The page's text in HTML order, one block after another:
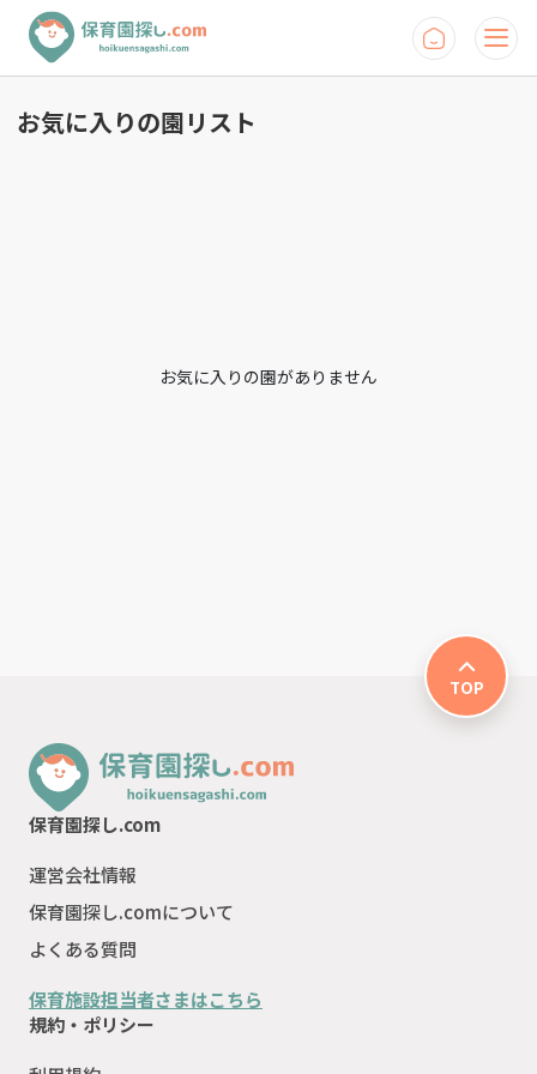
お気に入りの園リスト
お気に入りの園がありません
TOP
保育園探し.com
運営会社情報
保育園探し.comについて
よくある質問
保育施設担当者さまはこちら
規約・ポリシー